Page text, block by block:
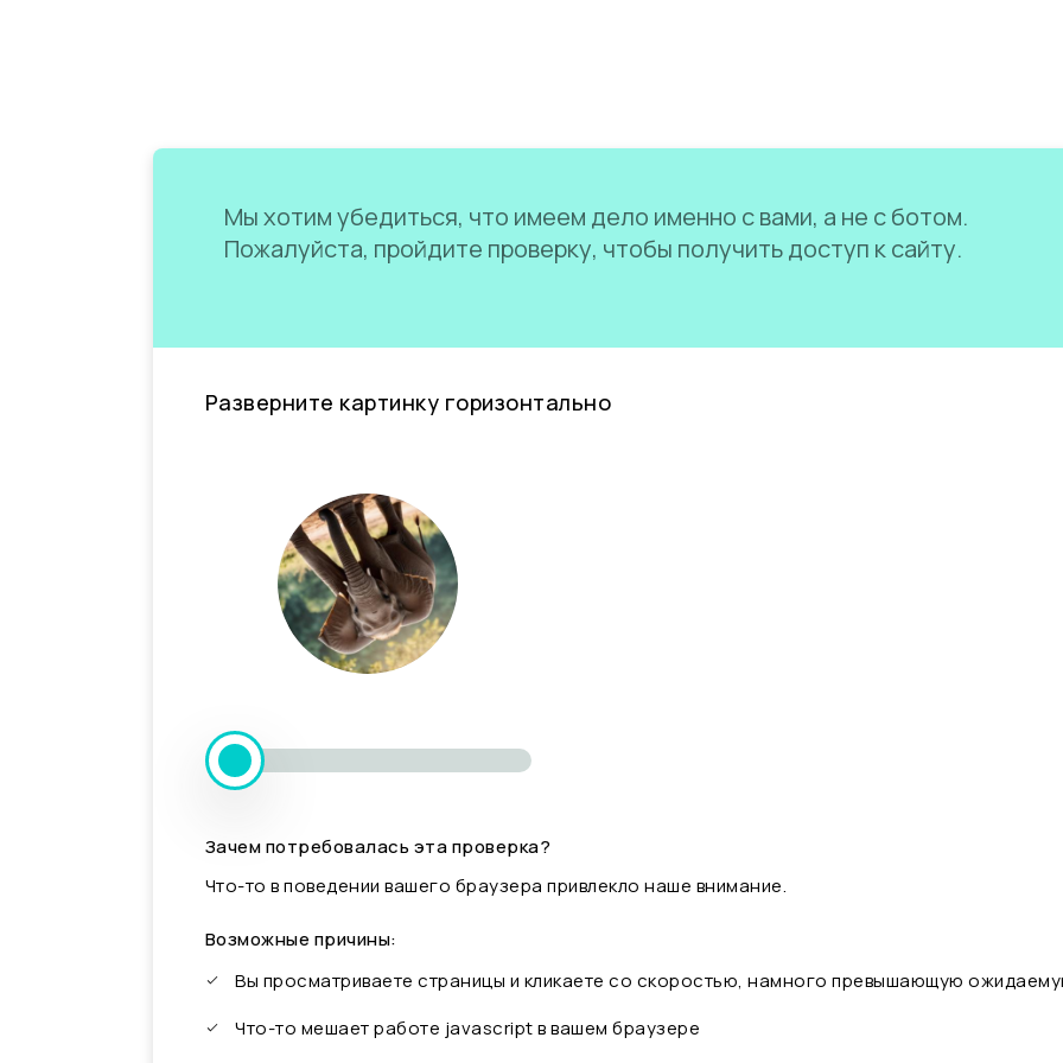
Мы хотим убедиться, что имеем дело именно с вами, а не с ботом.
Пожалуйста, пройдите проверку, чтобы получить доступ к сайту.
Разверните картинку горизонтально
Зачем потребовалась эта проверка?
Что-то в поведении вашего браузера привлекло наше внимание.
Возможные причины:
Вы просматриваете страницы и кликаете со скоростью, намного превышающую
Что-то мешает работе javascript в вашем браузере